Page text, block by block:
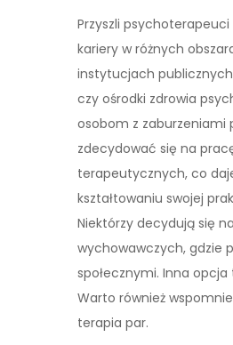
Przyszli
kariery w różnych
instytucjach
czy ośrodki zdrowia
osobom z
zdecydować się na
terapeutycznych, co
kształtowaniu swojej
Niektórzy decydują się
wychowawczych, gdzie
społecznymi. Inna
Warto również
terapia par.